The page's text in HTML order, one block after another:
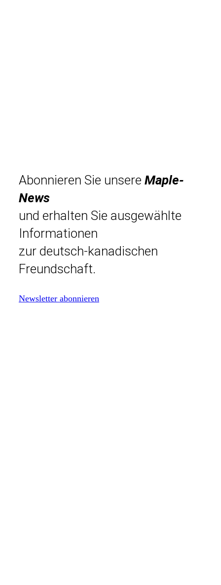
Abonnieren Sie unsere Maple-
News
und erhalten Sie ausgewählte
Informationen
zur deutsch-kanadischen
Freundschaft.
Newsletter abonnieren